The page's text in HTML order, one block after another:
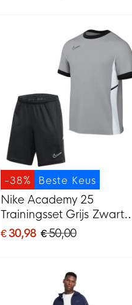
Beste Keus
-38%
Nike Academy 25
Trainingsset Grijs Zwart
Wit
€ 30,98 € 50,00